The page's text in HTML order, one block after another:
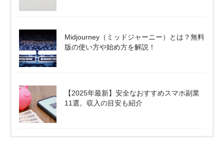
Midjourney（ミッドジャーニー）とは？無料
版の使い方や始め方を解説！
【2025年最新】安全なおすすめスマホ副業
11選。収入の目安も紹介